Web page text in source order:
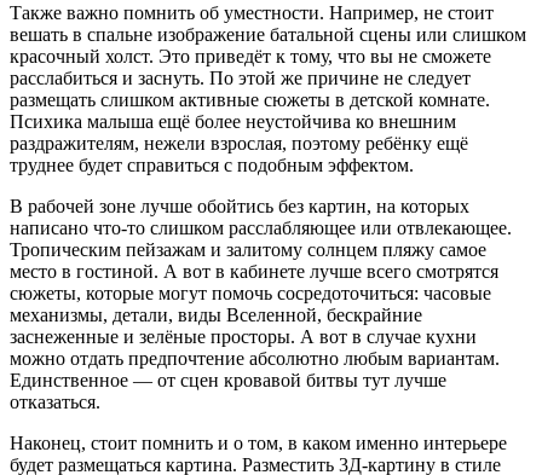
Также важно помнить об уместности. Например, не стоит
вешать в спальне изображение батальной сцены или слишком
красочный холст. Это приведёт к тому, что вы не сможете
расслабиться и заснуть. По этой же причине не следует
размещать слишком активные сюжеты в детской комнате.
Психика малыша ещё более неустойчива ко внешним
раздражителям, нежели взрослая, поэтому ребёнку ещё
труднее будет справиться с подобным эффектом.
В рабочей зоне лучше обойтись без картин, на которых
написано что-то слишком расслабляющее или отвлекающее.
Тропическим пейзажам и залитому солнцем пляжу самое
место в гостиной. А вот в кабинете лучше всего смотрятся
сюжеты, которые могут помочь сосредоточиться: часовые
механизмы, детали, виды Вселенной, бескрайние
заснеженные и зелёные просторы. А вот в случае кухни
можно отдать предпочтение абсолютно любым вариантам.
Единственное — от сцен кровавой битвы тут лучше
отказаться.
Наконец, стоит помнить и о том, в каком именно интерьере
будет размещаться картина. Разместить 3Д-картину в стиле